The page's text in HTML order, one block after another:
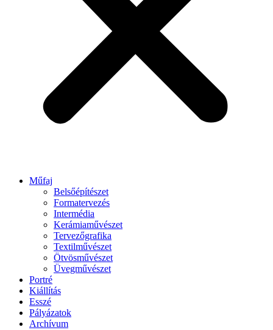
Műfaj
Belsőépítészet
Formatervezés
Intermédia
Kerámiaművészet
Tervezőgrafika
Textilművészet
Ötvösművészet
Üvegművészet
Portré
Kiállítás
Esszé
Pályázatok
Archívum